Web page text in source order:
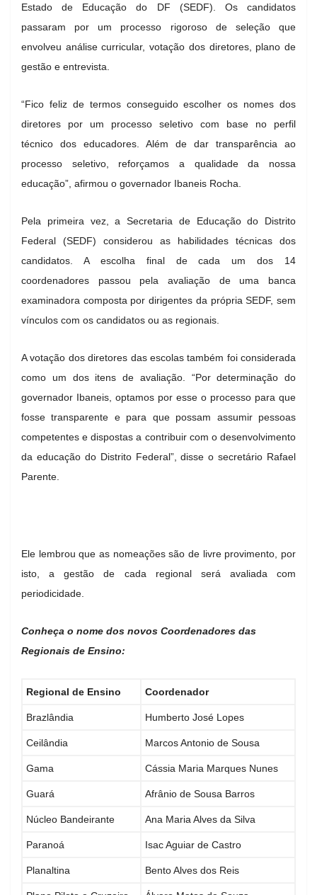
Estado de Educação do DF (SEDF). Os candidatos
passaram por um processo rigoroso de seleção que
envolveu análise curricular, votação dos diretores, plano de
gestão e entrevista.
“Fico feliz de termos conseguido escolher os nomes dos
diretores por um processo seletivo com base no perfil
técnico dos educadores. Além de dar transparência ao
processo seletivo, reforçamos a qualidade da nossa
educação”, afirmou o governador Ibaneis Rocha.
Pela primeira vez, a Secretaria de Educação do Distrito
Federal (SEDF) considerou as habilidades técnicas dos
candidatos. A escolha final de cada um dos 14
coordenadores passou pela avaliação de uma banca
examinadora composta por dirigentes da própria SEDF, sem
vínculos com os candidatos ou as regionais.
A votação dos diretores das escolas também foi considerada
como um dos itens de avaliação. “Por determinação do
governador Ibaneis, optamos por esse o processo para que
fosse transparente e para que possam assumir pessoas
competentes e dispostas a contribuir com o desenvolvimento
da educação do Distrito Federal”, disse o secretário Rafael
Parente.
Ele lembrou que as nomeações são de livre provimento, por
isto, a gestão de cada regional será avaliada com
periodicidade.
Conheça o nome dos novos Coordenadores das
Regionais de Ensino:
Regional de Ensino Coordenador
Brazlândia Humberto José Lopes
Ceilândia Marcos Antonio de Sousa
Gama Cássia Maria Marques Nunes
Guará Afrânio de Sousa Barros
Núcleo Bandeirante Ana Maria Alves da Silva
Paranoá Isac Aguiar de Castro
Planaltina Bento Alves dos Reis